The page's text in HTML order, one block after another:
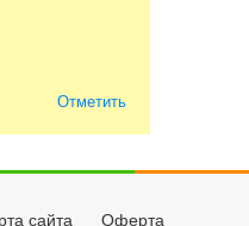
Отметить
сайта Оферта